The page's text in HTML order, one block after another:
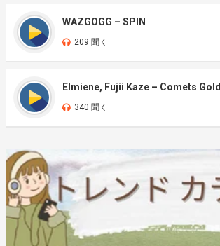
WAZGOGG – SPIN
209 聞く
Elmiene, Fujii Kaze – Comets Gold
340 聞く